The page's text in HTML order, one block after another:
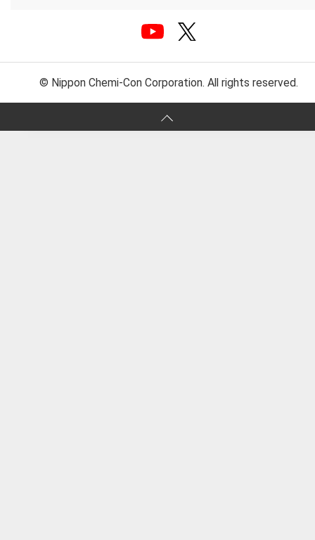
© Nippon Chemi-Con Corporation. All rights reserved.